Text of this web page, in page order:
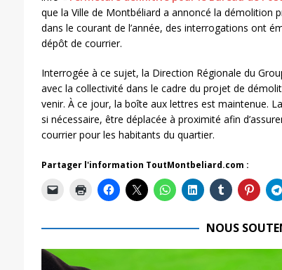
que la Ville de Montbéliard a annoncé la démolition
dans le courant de l’année, des interrogations ont
dépôt de courrier.
Interrogée à ce sujet, la Direction Régionale du
avec la collectivité dans le cadre du projet de
venir. À ce jour, la boîte aux lettres est maintenue.
si nécessaire, être déplacée à proximité afin
courrier pour les habitants du quartier.
Partager l'information ToutMontbeliard.com :
NOUS